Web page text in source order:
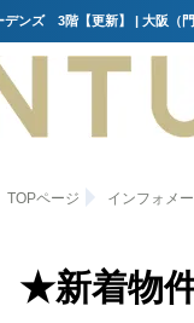
TOPページ インフォメ
★新着物